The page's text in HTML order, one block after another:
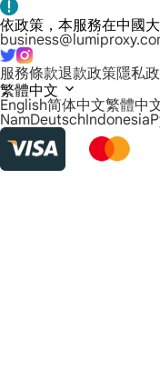
依政策，本服務在中國
服務條款退款政策隱私
繁體中文
English简体中文繁體中
NamDeutschIndonesia